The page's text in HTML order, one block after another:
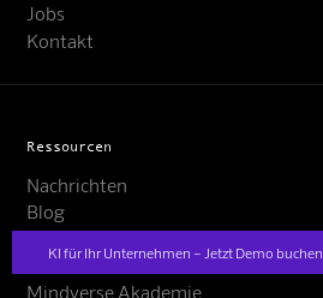
KI für Ihr Unternehmen – Jetzt Demo buchen
Jobs
Kontakt
Ressourcen
Nachrichten
Blog
FAQ's
Kontakt
Mindverse Akademie